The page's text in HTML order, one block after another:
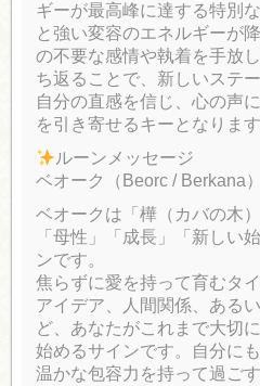
ギーが最高峰に達する特別
と強い変容のエネルギーが
の不要な感情や執着を手放
ち返ることで、新しいステ
自分の直感を信じ、心の声
を引き寄せるキーとなります
ルーンメッセージ
ベオーク（Beorc / Berkana）
ベオークは「樺（カバの木
「母性」「成長」「新しい
ンです。
焦らずに愛を持って育むタ
アイデア、人間関係、ある
ど、あなたがこれまで大切
始めるサインです。自分に
温かな包容力を持って過ご